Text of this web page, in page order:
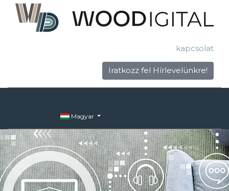
kapcsolat
Iratkozz fel Hírlevelünkre!
Magyar